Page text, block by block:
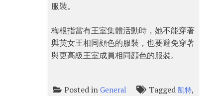
服裝。
梅根指當有王室集體活動時，她不能穿著
與英女王相同顔色的服裝，也要避免穿著
與更高級王室成員相同顔色的服裝。
Posted inGeneral Tagged凱特,